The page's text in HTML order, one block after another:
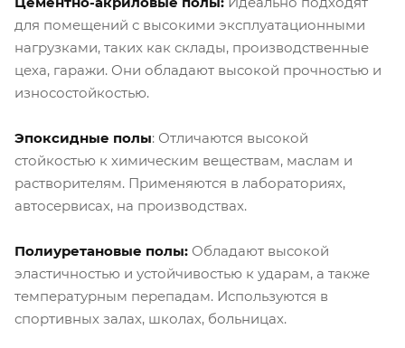
для помещений с высокими эксплуатационными
нагрузками, таких как склады, производственные
цеха, гаражи. Они обладают высокой прочностью и
износостойкостью.
Эпоксидные полы: Отличаются высокой
стойкостью к химическим веществам, маслам и
растворителям. Применяются в лабораториях,
автосервисах, на производствах.
Полиуретановые полы: Обладают высокой
эластичностью и устойчивостью к ударам, а также
температурным перепадам. Используются в
спортивных залах, школах, больницах.